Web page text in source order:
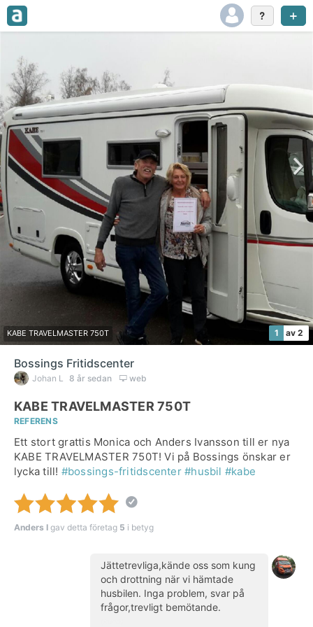
KABE TRAVELMASTER 750T 1 av 2
Bossings Fritidscenter
Johan L 8 år sedan web
KABE TRAVELMASTER 750T
REFERENS
Ett stort grattis Monica och Anders Ivansson till er nya
KABE TRAVELMASTER 750T! Vi på Bossings önskar er
lycka till! #bossings-fritidscenter #husbil #kabe
Anders I gav detta företag 5 i betyg
Jättetrevliga,kände oss som kung
och drottning när vi hämtade
husbilen. Inga problem, svar på
frågor,trevligt bemötande.